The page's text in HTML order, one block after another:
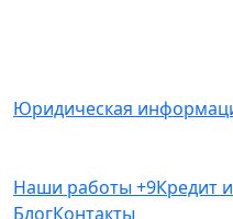
Юридическая
Наши работы +9Кредит
БлогКонтакты